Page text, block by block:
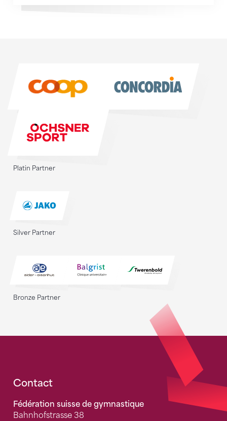
Platin Partner
Silver Partner
Bronze Partner
Fusszeile
Contact
Fédération suisse de gymnastique
Bahnhofstrasse 38